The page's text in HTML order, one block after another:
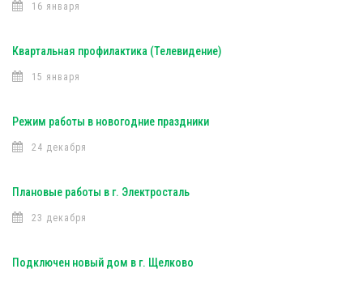
16 января
Квартальная профилактика (Телевидение)
15 января
Режим работы в новогодние праздники
24 декабря
Плановые работы в г. Электросталь
23 декабря
Подключен новый дом в г. Щелково